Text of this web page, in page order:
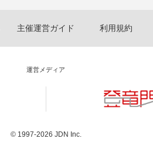
主催運営ガイド 利用規約
運営メディア
© 1997-2026 JDN Inc.